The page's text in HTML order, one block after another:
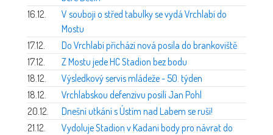
16.12.
V souboji o střed tabulky se vydá Vrchlabí do
Mostu
17.12.
Do Vrchlabí přichází nová posila do brankoviště
17.12.
Z Mostu jede HC Stadion bez bodu
18.12.
Výsledkový servis mládeže - 50. týden
18.12.
Vrchlabskou defenzivu posílí Jan Pohl
20.12.
Dnešní utkání s Ústím nad Labem se ruší!
21.12.
Vydoluje Stadion v Kadani body pro návrat do